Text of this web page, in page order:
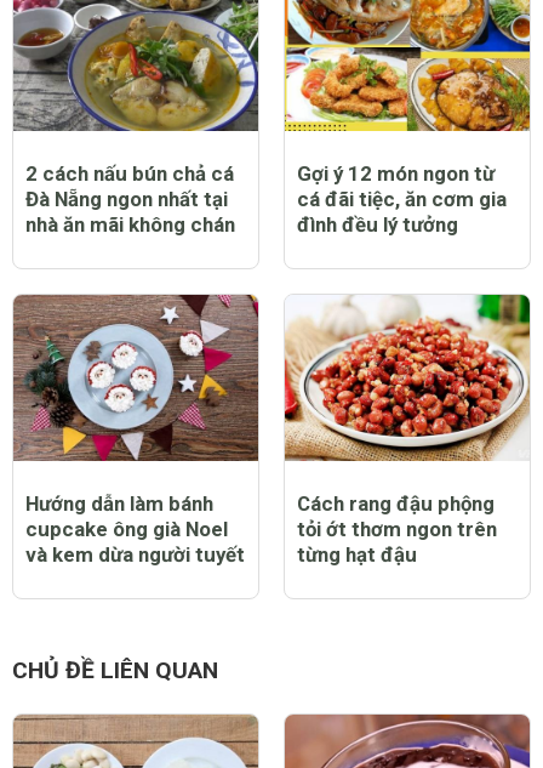
2 cách nấu bún chả cá
Đà Nẵng ngon nhất tại
nhà ăn mãi không chán
Gợi ý 12 món ngon từ
cá đãi tiệc, ăn cơm gia
đình đều lý tưởng
Hướng dẫn làm bánh
cupcake ông già Noel
và kem dừa người tuyết
Cách rang đậu phộng
tỏi ớt thơm ngon trên
từng hạt đậu
CHỦ ĐỀ LIÊN QUAN